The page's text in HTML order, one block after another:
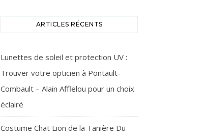
ARTICLES RÉCENTS
Lunettes de soleil et protection UV :
Trouver votre opticien à Pontault-
Combault – Alain Afflelou pour un choix
éclairé
Costume Chat Lion de la Tanière Du